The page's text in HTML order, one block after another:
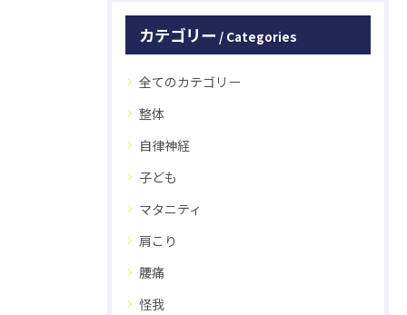
カテゴリー Categories
全てのカテゴリー
整体
自律神経
子ども
マタニティ
肩こり
腰痛
怪我